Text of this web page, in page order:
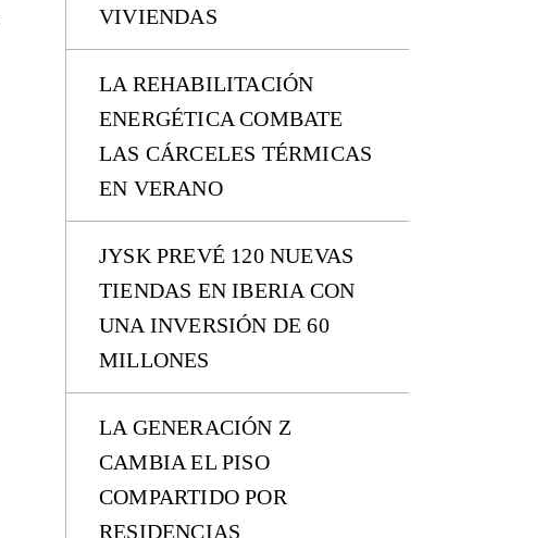
VIVIENDAS
LA REHABILITACIÓN
ENERGÉTICA COMBATE
LAS CÁRCELES TÉRMICAS
EN VERANO
JYSK PREVÉ 120 NUEVAS
TIENDAS EN IBERIA CON
UNA INVERSIÓN DE 60
MILLONES
LA GENERACIÓN Z
CAMBIA EL PISO
COMPARTIDO POR
RESIDENCIAS